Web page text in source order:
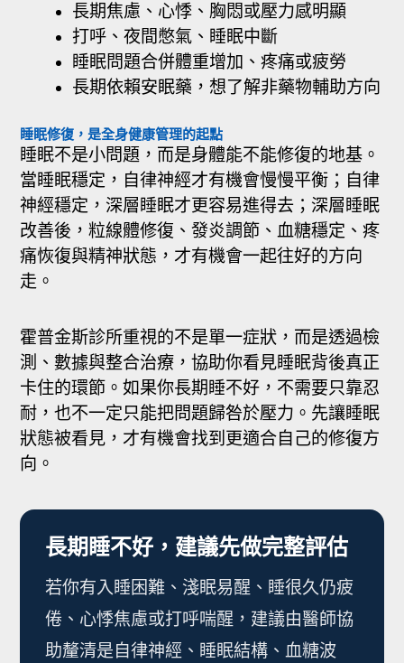
長期焦慮、心悸、胸悶或壓力感明顯
打呼、夜間憋氣、睡眠中斷
睡眠問題合併體重增加、疼痛或疲勞
長期依賴安眠藥，想了解非藥物輔助方向
睡眠修復，是全身健康管理的起點
睡眠不是小問題，而是身體能不能修復的地基。
當睡眠穩定，自律神經才有機會慢慢平衡；自律
神經穩定，深層睡眠才更容易進得去；深層睡眠
改善後，粒線體修復、發炎調節、血糖穩定、疼
痛恢復與精神狀態，才有機會一起往好的方向
走。
霍普金斯診所重視的不是單一症狀，而是透過檢
測、數據與整合治療，協助你看見睡眠背後真正
卡住的環節。如果你長期睡不好，不需要只靠忍
耐，也不一定只能把問題歸咎於壓力。先讓睡眠
狀態被看見，才有機會找到更適合自己的修復方
向。
長期睡不好，建議先做完整評估
若你有入睡困難、淺眠易醒、睡很久仍疲
倦、心悸焦慮或打呼喘醒，建議由醫師協
助釐清是自律神經、睡眠結構、血糖波